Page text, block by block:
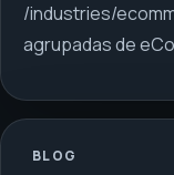
/industries/
agrupadas de
BLOG